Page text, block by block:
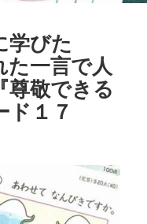
学びた
た一言で人
尊敬できる
１７